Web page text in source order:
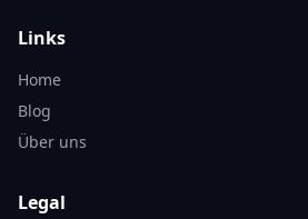
Links
Home
Blog
Über uns
Legal